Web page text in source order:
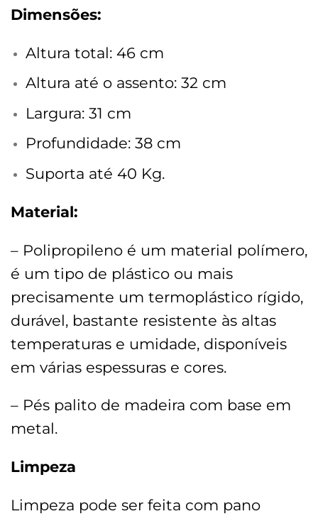
Dimensões:
Altura total: 46 cm
Altura até o assento: 32 cm
Largura: 31 cm
Profundidade: 38 cm
Suporta até 40 Kg.
Material:
– Polipropileno é um material polímero,
é um tipo de plástico ou mais
precisamente um termoplástico rígido,
durável, bastante resistente às altas
temperaturas e umidade, disponíveis
em várias espessuras e cores.
– Pés palito de madeira com base em
metal.
Limpeza
Limpeza pode ser feita com pano